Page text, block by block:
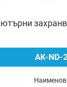
AK-ND-